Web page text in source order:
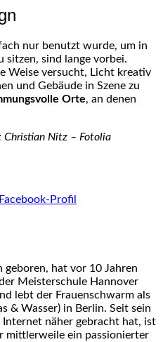
nur benutzt wurde, um in
sitzen, sind lange vorbei.
Weise versucht, Licht kreativ
und Gebäude in Szene zu
Orte, an denen
Nitz – Fotolia
geboren, hat vor 10 Jahren
Meisterschule Hannover
lebt der Frauenschwarm als
& Wasser) in Berlin. Seit sein
näher gebracht hat, ist
mittlerweile ein passionierter